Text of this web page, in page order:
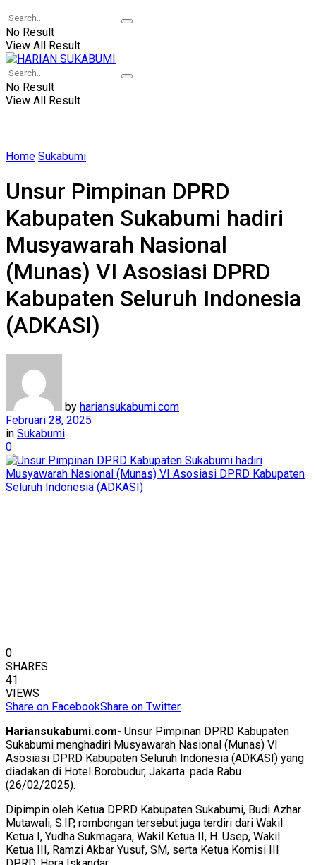
No Result
View All Result
No Result
View All Result
Home Sukabumi
Unsur Pimpinan DPRD
Kabupaten Sukabumi hadiri
Musyawarah Nasional
(Munas) VI Asosiasi DPRD
Kabupaten Seluruh Indonesia
(ADKASI)
by hariansukabumi.com
Februari 28, 2025
in Sukabumi
0
0
SHARES
41
VIEWS
Share on FacebookShare on Twitter
Hariansukabumi.com- Unsur Pimpinan DPRD Kabupaten
Sukabumi menghadiri Musyawarah Nasional (Munas) VI
Asosiasi DPRD Kabupaten Seluruh Indonesia (ADKASI) yang
diadakan di Hotel Borobudur, Jakarta. pada Rabu
(26/02/2025).
Dipimpin oleh Ketua DPRD Kabupaten Sukabumi, Budi Azhar
Mutawali, S.IP, rombongan tersebut juga terdiri dari Wakil
Ketua I, Yudha Sukmagara, Wakil Ketua II, H. Usep, Wakil
Ketua III, Ramzi Akbar Yusuf, SM, serta Ketua Komisi III